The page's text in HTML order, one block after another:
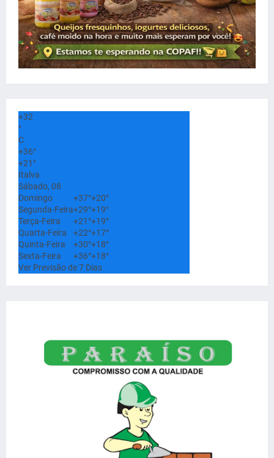
+32
°
C
+36°
+21°
Italva
Sábado, 08
Domingo
+37°+20°
Segunda-Feira+29°+19°
Terça-Feira
+21°+19°
Quarta-Feira
+22°+17°
Quinta-Feira
+30°+18°
Sexta-Feira
+36°+18°
Ver Previsão de 7 Dias